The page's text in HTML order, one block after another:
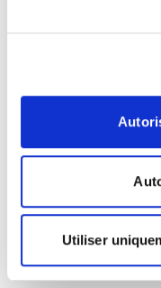
Utiliser